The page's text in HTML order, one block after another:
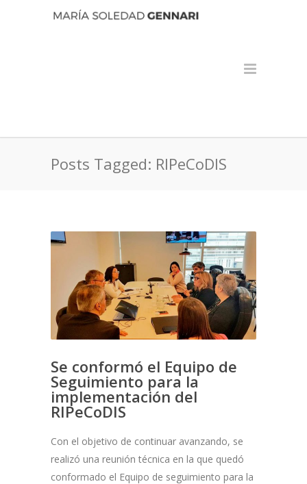
Posts Tagged: RIPeCoDIS
Se conformó el Equipo de
Seguimiento para la
implementación del
RIPeCoDIS
Con el objetivo de continuar avanzando, se
realizó una reunión técnica en la que quedó
conformado el Equipo de seguimiento para la